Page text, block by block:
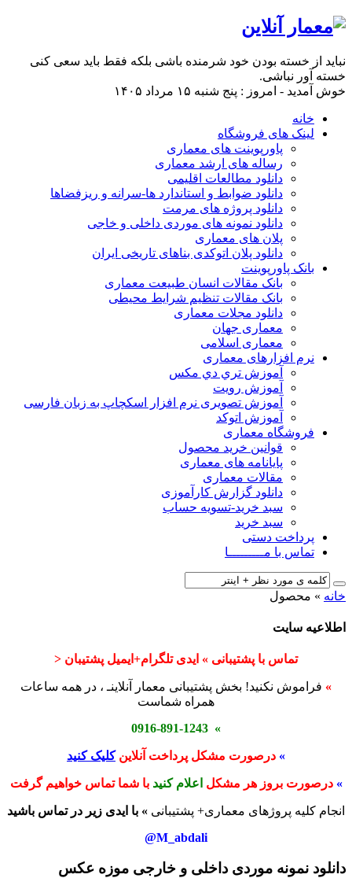
نباید از خسته بودن خود شرمنده باشی بلکه فقط باید سعی کنی
خسته آور نباشی.
خوش آمدید - امروز : پنج شنبه ۱۵ مرداد ۱۴۰۵
خانه
لینک های فروشگاه
پاورپوینت های معماری
رساله های ارشد معماری
دانلود مطالعات اقلیمی
دانلود ضوابط و استاندارد ها-سرانه و ریزفضاها
دانلود پروژه های مرمت
دانلود نمونه های موردی داخلی و خاجی
پلان های معماری
دانلود پلان اتوکدی بناهای تاریخی ایران
بانک پاورپوینت
بانک مقالات انسان طبیعت معماری
بانک مقالات تنظیم شرایط محیطی
دانلود مجلات معماری
معماری جهان
معماری اسلامی
نرم افزارهای معماری
آﻣﻮزش ﺗﺮي دي ﻣﮑﺲ
آموزش رویت
آموزش تصویری نرم افزار اسکچاپ به زبان فارسی
آموزش اتوکد
فروشگاه معماری
قوانین خرید محصول
پایانامه های معماری
مقالات معماری
دانلود گزارش کارآموزی
سبد خرید-تسویه حساب
سبد خرید
پرداخت دستی
تماس با مـــــــــا
خانه » محصول
اطلاعیه سایت
تماس با پشتیبانی » ایدی تلگرام+ایمیل پشتیبان <
» فراموش نکنید! بخش پشتیبانی معمار آنلاینـ ، در همه ساعات
همراه شماست
» 0916-891-1243
» درصورت مشکل پرداخت آنلاینکلیک کنید
» درصورت بروز هر مشکل اعلام کنید با شما تماس خواهیم گرفت
انجام کلیه پروژهای معماری+ پشتیبانی » با ایدی زیر در تماس باشید
M_abdali@
دانلود نمونه موردی داخلی و خارجی موزه عکس